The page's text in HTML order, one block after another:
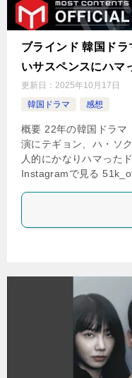
ブラインド 韓国ド
いサスペンスにハマ
更新日： 2025年10月17日
韓国ドラマ
感想
概要 22年の韓国ドラマ
演にテギョン、ハ・ソ
人的にかなりハマった
Instagramで見る